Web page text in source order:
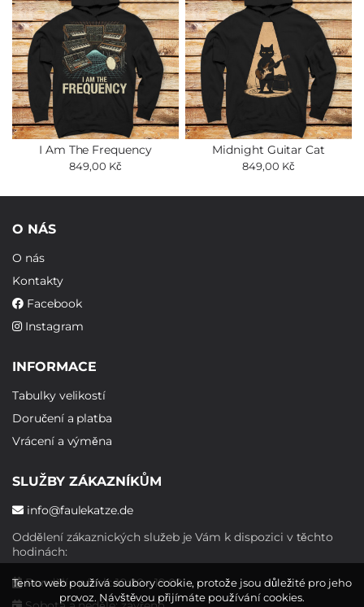
I Am The Frequency
849,00 Kč
Midnight Guitar Cat
849,00 Kč
O NÁS
O nás
Kontakty
Facebook
Instagram
INFORMACE
Tabulky velikostí
Doručení a platba
Vrácení a výměna
SLUŽBY ZÁKAZNÍKŮM
info@faulekatze.de
Oddělení zákaznických služeb je Vám k dispozici v těchto
hodinách:
Pondělí - pátek: 10:00 - 19:00
Tento web používá soubory cookie, protože jsou důležité pro jeho
provoz. Návštěvou přijímáte používání cookies.